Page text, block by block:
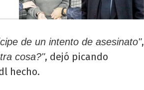
de un intento de asesinato",
cosa?", dejó picando
hecho.